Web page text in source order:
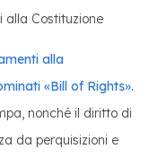
alla Costituzione
alla
«Bill of Rights».
nonché il diritto di
da perquisizioni e